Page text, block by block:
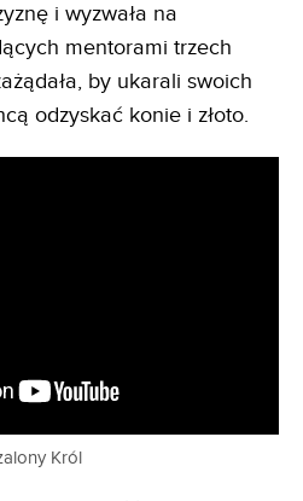
i wyzwała na
mentorami trzech
by ukarali swoich
odzyskać konie i złoto.
Król